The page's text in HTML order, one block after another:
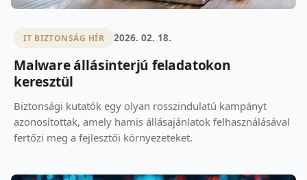
IT BIZTONSÁG HÍR 2026. 02. 18.
Malware állásinterjú feladatokon
keresztül
Biztonsági kutatók egy olyan rosszindulatú kampányt
azonosítottak, amely hamis állásajánlatok felhasználásával
fertőzi meg a fejlesztői környezeteket.